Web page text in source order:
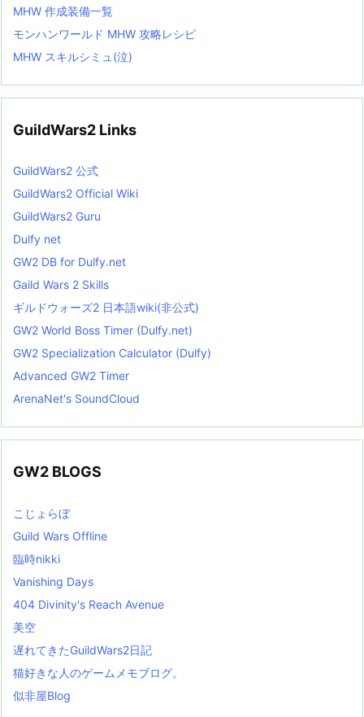
MHW 作成装備一覧
モンハンワールド MHW 攻略レシピ
MHW スキルシミュ(泣)
GuildWars2 Links
GuildWars2 公式
GuildWars2 Official Wiki
GuildWars2 Guru
Dulfy net
GW2 DB for Dulfy.net
Gaild Wars 2 Skills
ギルドウォーズ2 日本語wiki(非公式)
GW2 World Boss Timer (Dulfy.net)
GW2 Specialization Calculator (Dulfy)
Advanced GW2 Timer
ArenaNet's SoundCloud
GW2 BLOGS
こじょらぼ
Guild Wars Offline
臨時nikki
Vanishing Days
404 Divinity's Reach Avenue
美空
遅れてきたGuildWars2日記
猫好きな人のゲームメモブログ。
似非屋Blog